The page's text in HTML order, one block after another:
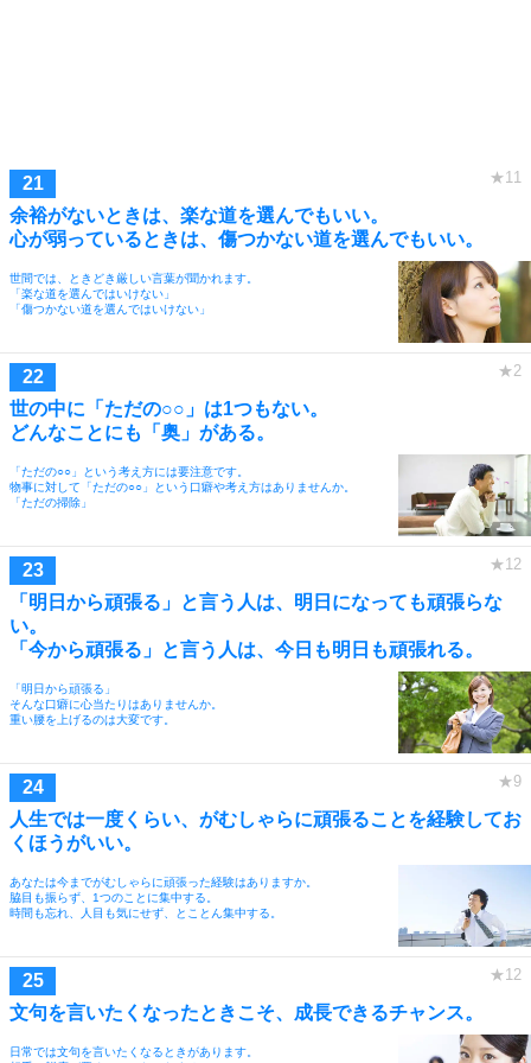
余裕がないときは、楽な道を選んでもいい。
心が弱っているときは、傷つかない道を選んでもいい。
世間では、ときどき厳しい言葉が聞かれます。
「楽な道を選んではいけない」
「傷つかない道を選んではいけない」
世の中に「ただの○○」は1つもない。
どんなことにも「奥」がある。
「ただの○○」という考え方には要注意です。
物事に対して「ただの○○」という口癖や考え方はありませんか。
「ただの掃除」
「明日から頑張る」と言う人は、明日になっても頑張らな
い。
「今から頑張る」と言う人は、今日も明日も頑張れる。
「明日から頑張る」
そんな口癖に心当たりはありませんか。
重い腰を上げるのは大変です。
人生では一度くらい、がむしゃらに頑張ることを経験してお
くほうがいい。
あなたは今までがむしゃらに頑張った経験はありますか。
脇目も振らず、1つのことに集中する。
時間も忘れ、人目も気にせず、とことん集中する。
文句を言いたくなったときこそ、成長できるチャンス。
日常では文句を言いたくなるときがあります。